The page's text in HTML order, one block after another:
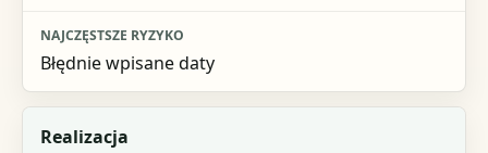
Błędnie wpisane daty
Realizacja